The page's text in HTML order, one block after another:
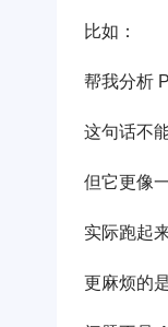
比如：
帮我分析
这句话不
但它更像
实际跑起
更麻烦的